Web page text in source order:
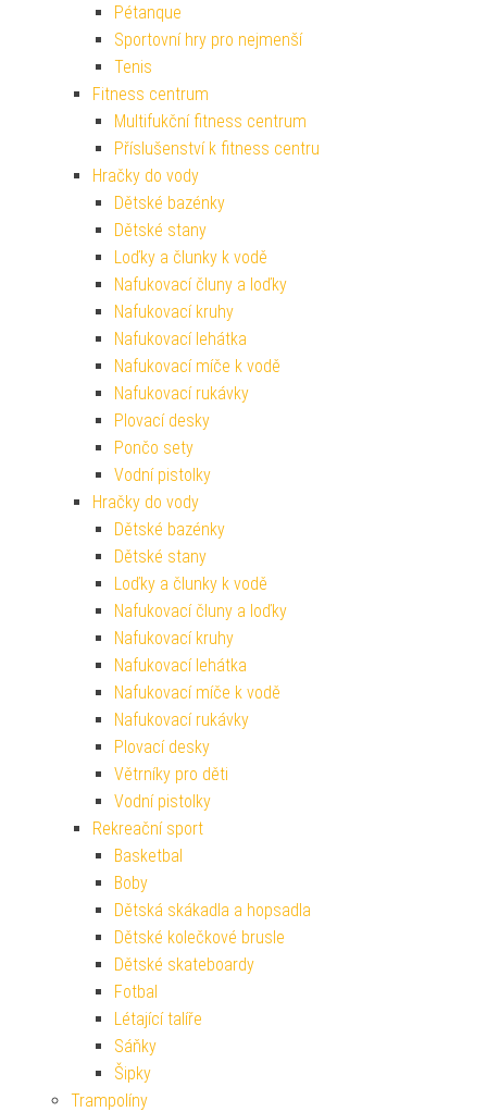
Pétanque
Sportovní hry pro nejmenší
Tenis
Fitness centrum
Multifukční fitness centrum
Příslušenství k fitness centru
Hračky do vody
Dětské bazénky
Dětské stany
Loďky a člunky k vodě
Nafukovací čluny a loďky
Nafukovací kruhy
Nafukovací lehátka
Nafukovací míče k vodě
Nafukovací rukávky
Plovací desky
Pončo sety
Vodní pistolky
Hračky do vody
Dětské bazénky
Dětské stany
Loďky a člunky k vodě
Nafukovací čluny a loďky
Nafukovací kruhy
Nafukovací lehátka
Nafukovací míče k vodě
Nafukovací rukávky
Plovací desky
Větrníky pro děti
Vodní pistolky
Rekreační sport
Basketbal
Boby
Dětská skákadla a hopsadla
Dětské kolečkové brusle
Dětské skateboardy
Fotbal
Létající talíře
Sáňky
Šipky
Trampolíny